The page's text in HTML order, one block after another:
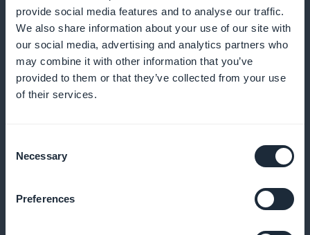
provide social media features and to analyse our traffic.
We also share information about your use of our site with
our social media, advertising and analytics partners who
may combine it with other information that you’ve
provided to them or that they’ve collected from your use
of their services.
Selection
Necessary
Preferences
Tilføj visuelle hjælpemidler til at illustrere udtale og
syntaks på gamle sprog, så læringen bliver mere
interaktiv
studerende
Hold dine studerende informeret om nyt indhold,
opdateringer og tilgængelige øvelser med push-